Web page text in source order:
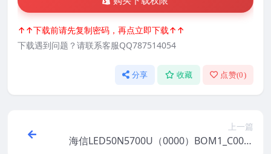
↑↑下载前请先复制密码，再点立即下载↑↑
下载遇到问题？请联系客服QQ787514054
分享 收藏 点赞(0)
上一篇
海信LED50N5700U（0000）BOM1_C003_